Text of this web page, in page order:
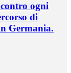
ogni
di
Germania.